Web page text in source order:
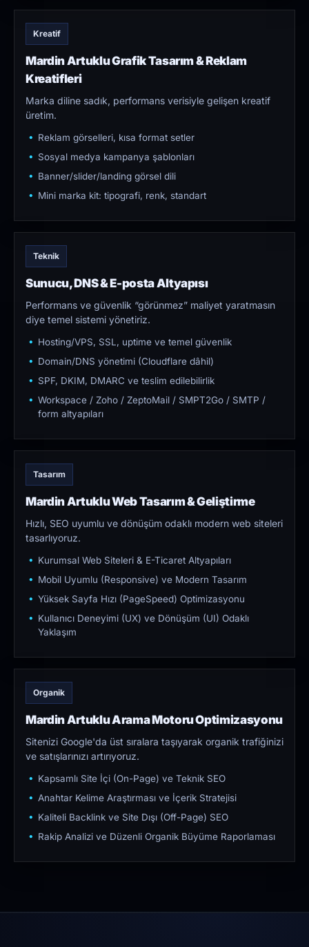
Kreatif
Mardin Artuklu Grafik Tasarım & Reklam
Kreatifleri
Marka diline sadık, performans verisiyle gelişen kreatif
üretim.
Reklam görselleri, kısa format setler
Sosyal medya kampanya şablonları
Banner/slider/landing görsel dili
Mini marka kit: tipografi, renk, standart
Teknik
Sunucu, DNS & E-posta Altyapısı
Performans ve güvenlik “görünmez” maliyet yaratmasın
diye temel sistemi yönetiriz.
Hosting/VPS, SSL, uptime ve temel güvenlik
Domain/DNS yönetimi (Cloudflare dâhil)
SPF, DKIM, DMARC ve teslim edilebilirlik
Workspace / Zoho / ZeptoMail / SMPT2Go / SMTP /
form altyapıları
Tasarım
Mardin Artuklu Web Tasarım & Geliştirme
Hızlı, SEO uyumlu ve dönüşüm odaklı modern web siteleri
tasarlıyoruz.
Kurumsal Web Siteleri & E-Ticaret Altyapıları
Mobil Uyumlu (Responsive) ve Modern Tasarım
Yüksek Sayfa Hızı (PageSpeed) Optimizasyonu
Kullanıcı Deneyimi (UX) ve Dönüşüm (UI) Odaklı
Yaklaşım
Organik
Mardin Artuklu Arama Motoru Optimizasyonu
Sitenizi Google'da üst sıralara taşıyarak organik trafiğinizi
ve satışlarınızı artırıyoruz.
Kapsamlı Site İçi (On-Page) ve Teknik SEO
Anahtar Kelime Araştırması ve İçerik Stratejisi
Kaliteli Backlink ve Site Dışı (Off-Page) SEO
Rakip Analizi ve Düzenli Organik Büyüme Raporlaması